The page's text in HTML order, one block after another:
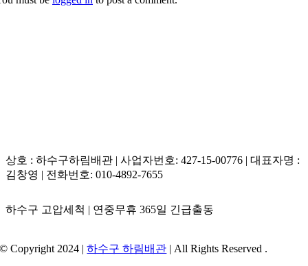
상호 : 하수구하림배관 | 사업자번호: 427-15-00776 | 대표자명 :
김창영 | 전화번호: 010-4892-7655
하수구 고압세척 | 연중무휴 365일 긴급출동
© Copyright 2024 |하수구 하림배관 | All Rights Reserved .